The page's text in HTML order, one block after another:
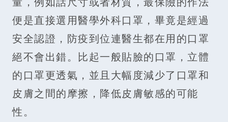
便是直接選用醫學外科口罩，畢竟是經過
安全認證，防疫到位連醫生都在用的口罩
絕不會出錯。比起一般貼臉的口罩，立體
的口罩更透氣，並且大幅度減少了口罩和
皮膚之間的摩擦，降低皮膚敏感的可能
性。